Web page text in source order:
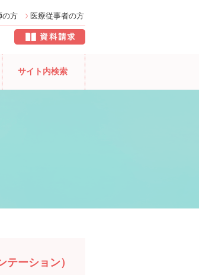
の方 医療従事者の方
サイト内検索
ーション）